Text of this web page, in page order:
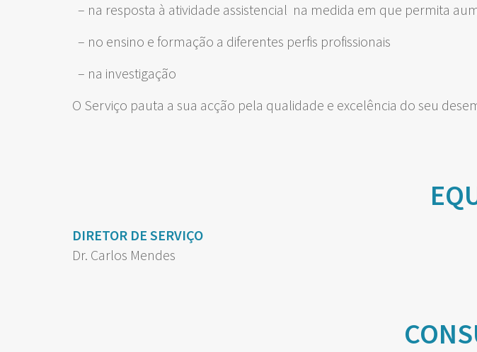
– na resposta à atividade assistencial na medida em que permita
– no ensino e formação a diferentes perfis profissionais
– na investigação
O Serviço pauta a sua acção pela qualidade e excelência do seu
DIRETOR DE SERVIÇO
Dr. Carlos Mendes